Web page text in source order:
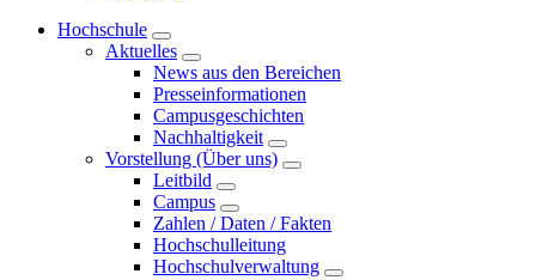
Hochschule
Aktuelles
News aus den Bereichen
Presseinformationen
Campusgeschichten
Nachhaltigkeit
Vorstellung (Über uns)
Leitbild
Campus
Zahlen / Daten / Fakten
Hochschulleitung
Hochschulverwaltung